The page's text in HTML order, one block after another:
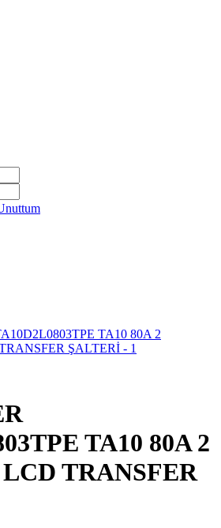
TA10 80A 2
TRANSFER